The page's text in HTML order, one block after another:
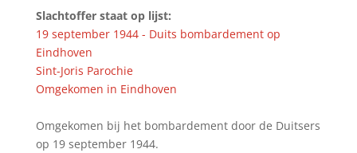
Slachtoffer staat op lijst:
19 september 1944 - Duits bombardement op
Eindhoven
Sint-Joris Parochie
Omgekomen in Eindhoven
Omgekomen bij het bombardement door de Duitsers
op 19 september 1944.